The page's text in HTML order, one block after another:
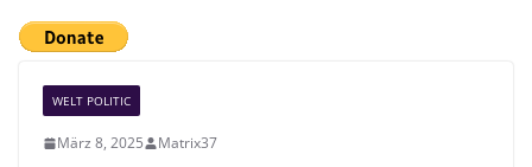
WELT POLITIC
März 8, 2025 Matrix37